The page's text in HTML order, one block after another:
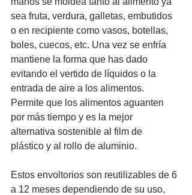
sea fruta, verdura, galletas, embutidos
o en recipiente como vasos, botellas,
boles, cuecos, etc. Una vez se enfría
mantiene la forma que has dado
evitando el vertido de líquidos o la
entrada de aire a los alimentos.
Permite que los alimentos aguanten
por más tiempo y es la mejor
alternativa sostenible al film de
plástico y al rollo de aluminio.
Estos envoltorios son reutilizables de 6
a 12 meses dependiendo de su uso,